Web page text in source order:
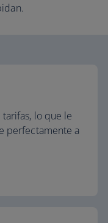
tarifas, lo que le
perfectamente a